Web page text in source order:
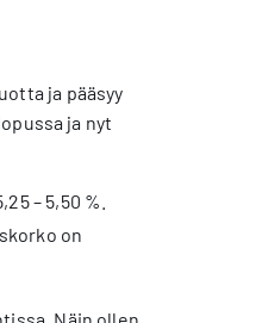
ja pääsyy
ja nyt
– 5,50 %.
on